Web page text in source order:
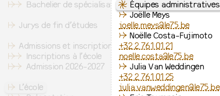
↦⇒ Bachelier de spécialisation
↦ Jurys de fin d’études
↦ Admissions et inscription
↦⇒ Inscriptions à l’école
↦⇒ Admission 2026-2027
↦ L’école
⇋ Équipes administratives
↛ Joëlle Meys
joelle.meys@le75.be
↛ Noëlle Costa-Fujimoto
+32 2 761 01 21
noelle.costa@le75.be
↛ Julia Van Weddingen
+32 2 761 01 25
julia.vanweddingen@le75.be